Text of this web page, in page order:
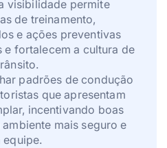
visibilidade permite
de treinamento,
e ações preventivas
e fortalecem a cultura de
padrões de condução
que apresentam
incentivando boas
mais seguro e